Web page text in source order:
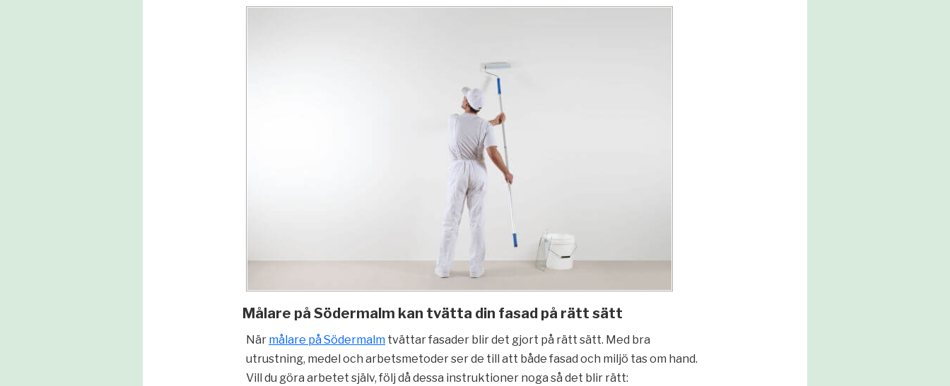
Målare på Södermalm kan tvätta din fasad på rätt sätt
När målare på Södermalm tvättar fasader blir det gjort på rätt sätt. Med bra
utrustning, medel och arbetsmetoder ser de till att både fasad och miljö tas om hand.
Vill du göra arbetet själv, följ då dessa instruktioner noga så det blir rätt: